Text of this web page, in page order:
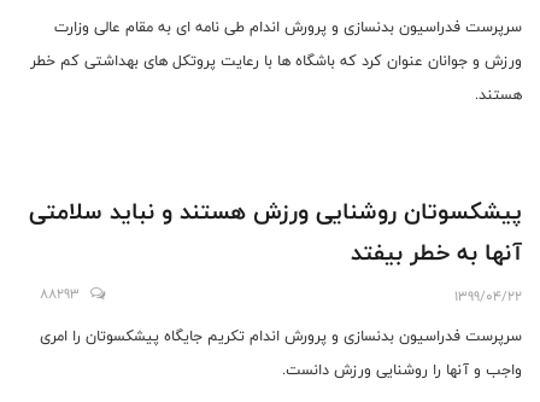
سرپرست فدراسیون بدنسازی و پرورش اندام طی نامه ای به مقام عالی وزارت
ورزش و جوانان عنوان کرد که باشگاه ها با رعایت پروتکل های بهداشتی کم خطر
هستند.
پیشکسوتان روشنایی ورزش هستند و نباید سلامتی
آنها به خطر بیفتد
1399/04/22
88293
سرپرست فدراسیون بدنسازی و پرورش اندام تکریم جایگاه پیشکسوتان را امری
واجب و آنها را روشنایی ورزش دانست.